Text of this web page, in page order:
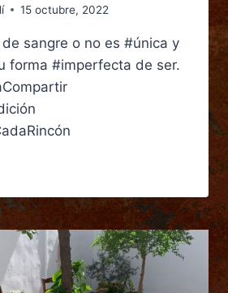
15 octubre, 2022
sangre o no es #única y
forma #imperfecta de ser.